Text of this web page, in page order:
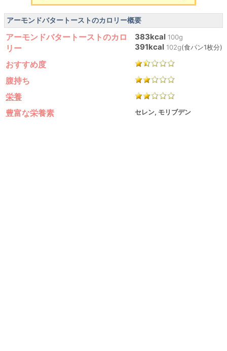
アーモンドバタートーストのカロリー概要
アーモンドバタートーストのカロ
リー
383kcal 100g
391kcal 102g(食パン1枚分)
おすすめ度
腹持ち
栄養
豊富な栄養素
セレン, モリブデン